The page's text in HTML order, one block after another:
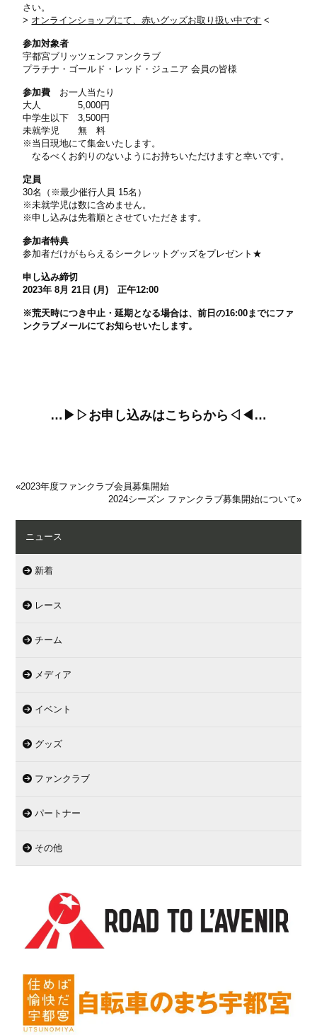
さい。
> オンラインショップにて、赤いグッズお取り扱い中です <
参加対象者
宇都宮ブリッツェンファンクラブ
プラチナ・ゴールド・レッド・ジュニア 会員の皆様
参加費 お一人当たり
大人 5,000円
中学生以下 3,500円
未就学児 無 料
※当日現地にて集金いたします。
なるべくお釣りのないようにお持ちいただけますと幸いです。
定員
30名
（※最少催行人員 15名）
※未就学児は数に含めません。
※申し込みは先着順とさせていただきます。
参加者特典
参加者だけがもらえるシークレットグッズをプレゼント★
申し込み締切
2023年 8月 21日 (月) 正午12:00
※荒天時につき中止・延期となる場合は、前日の16:00までにファ
ンクラブメールにてお知らせいたします。
…▶▷お申し込みはこちらから ◁◀…
«2023年度ファンクラブ会員募集開始
2024シーズン ファンクラブ募集開始について»
ニュース
新着
レース
チーム
メディア
イベント
グッズ
ファンクラブ
パートナー
その他